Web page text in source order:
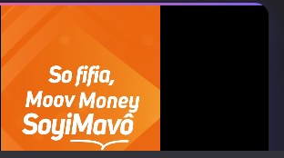
Tel : +228 98 42 82 18
SUIVEZ NOUS